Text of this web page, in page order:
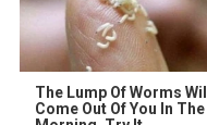
The Lump Of Worms Will
Come Out Of You In The